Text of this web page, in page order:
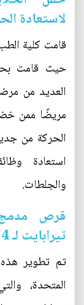
لاستعادة
قامت كلية
حيث قامت
مريضًا ممن
الحركة من
استعادة
والجلطات.
تيرابايت لـ 14 مليار سنة
تم تطوير هذه